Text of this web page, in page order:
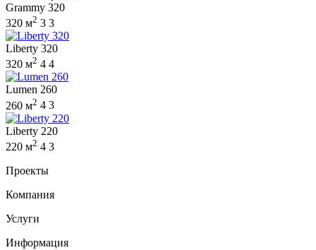
Grammy 320
320 м2 3 3
Liberty 320
320 м2 4 4
Lumen 260
260 м2 4 3
Liberty 220
220 м2 4 3
Проекты
Компания
Услуги
Информация